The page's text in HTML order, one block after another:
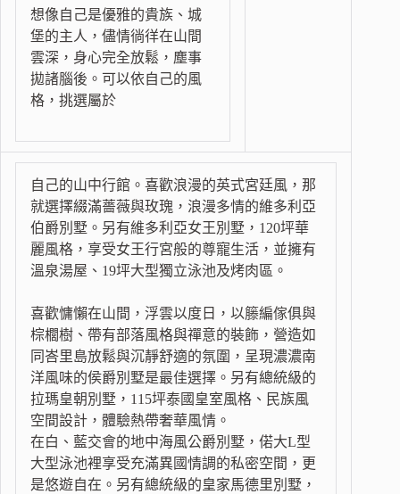
想像自己是優雅的貴族、城
堡的主人，儘情徜徉在山間
雲深，身心完全放鬆，塵事
拋諸腦後。可以依自己的風
格，挑選屬於
自己的山中行館。喜歡浪漫的英式宮廷風，那
就選擇綴滿薔薇與玫瑰，浪漫多情的維多利亞
伯爵別墅。另有維多利亞女王別墅，120坪華
麗風格，享受女王行宮般的尊寵生活，並擁有
溫泉湯屋、19坪大型獨立泳池及烤肉區。
喜歡慵懶在山間，浮雲以度日，以籐編傢俱與
棕櫚樹、帶有部落風格與禪意的裝飾，營造如
同峇里島放鬆與沉靜舒適的氛圍，呈現濃濃南
洋風味的侯爵別墅是最佳選擇。另有總統級的
拉瑪皇朝別墅，115坪泰國皇室風格、民族風
空間設計，體驗熱帶奢華風情。
在白、藍交會的地中海風公爵別墅，偌大L型
大型泳池裡享受充滿異國情調的私密空間，更
是悠遊自在。另有總統級的皇家馬德里別墅，